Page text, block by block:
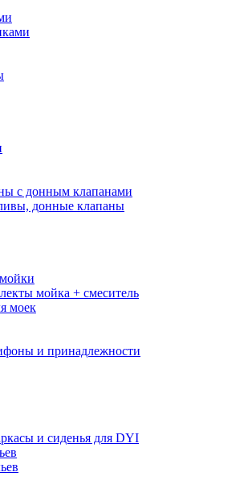
с донным клапанами
донные клапаны
мойка + смеситель
моек
и принадлежности
и сиденья для DYI